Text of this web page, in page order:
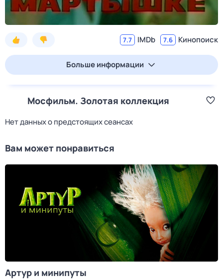
7.7 IMDb 7.6 Кинопоиск
Больше информации
Мосфильм. Золотая коллекция
Нет данных о предстоящих сеансах
Вам может понравиться
Артур и минипуты